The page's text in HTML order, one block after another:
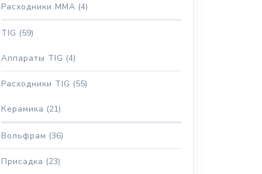
Расходники MMA (4)
TIG (59)
Аппараты TIG (4)
Расходники TIG (55)
Керамика (21)
Вольфрам (36)
Присадка (23)